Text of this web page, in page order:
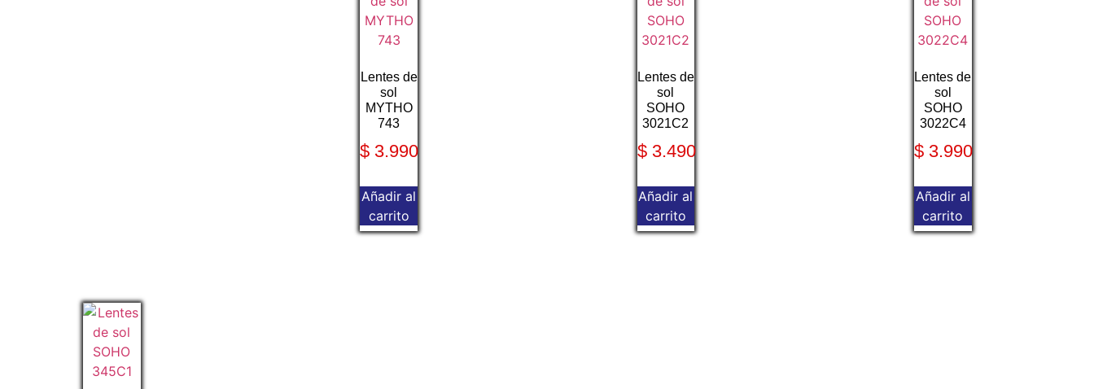
Lentes de
sol
MYTHO
743
$ 3.990
Añadir al
carrito
Lentes de
sol
SOHO
3021C2
$3.490
Añadir al
carrito
Lentes de
sol
SOHO
3022C4
$3.990
Añadir al
carrito